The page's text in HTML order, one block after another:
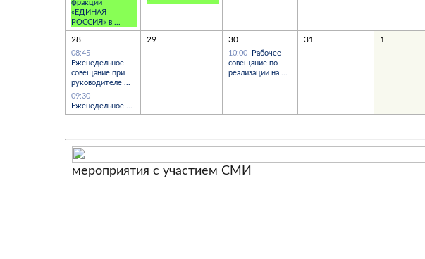
фракции
«ЕДИНАЯ
РОССИЯ» в ...
28
08:45
Еженедельное
совещание при
руководителе ...
09:30
Еженедельное ...
29 30
10:00
Рабочее
совещание по
реализации на ...
31 1
мероприятия с участием СМИ